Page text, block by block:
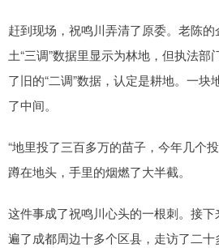
赶到现场，祝鸣川弄清了原委。老陈
土“三调”数据里显示为林地，但执法部
了旧的“二调”数据，认定是耕地。一块
了中间。
“地里投了三百多万的苗子，今年几个
蹲在地头，手里的烟燃了大半截。
这件事成了祝鸣川心头的一根刺。接
遍了成都周边十多个区县，走访了二